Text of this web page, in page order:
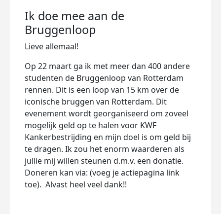
Ik doe mee aan de
Bruggenloop
Lieve allemaal!
Op 22 maart ga ik met meer dan 400 andere
studenten de Bruggenloop van Rotterdam
rennen. Dit is een loop van 15 km over de
iconische bruggen van Rotterdam. Dit
evenement wordt georganiseerd om zoveel
mogelijk geld op te halen voor KWF
Kankerbestrijding en mijn doel is om geld bij
te dragen. Ik zou het enorm waarderen als
jullie mij willen steunen d.m.v. een donatie.
Doneren kan via: (voeg je actiepagina link
toe). Alvast heel veel dank!!